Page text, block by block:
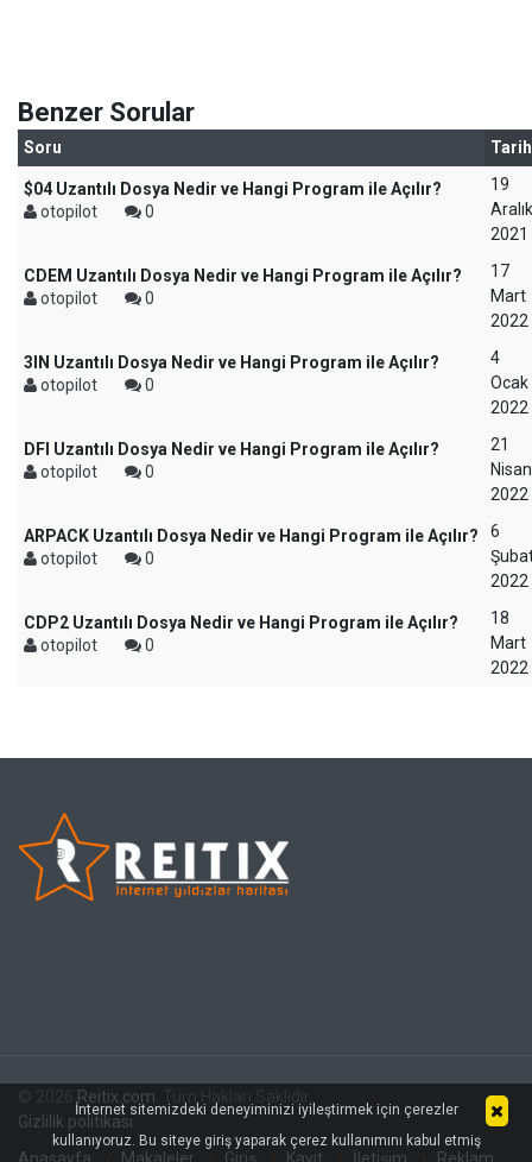
Benzer Sorular
Soru Tarih
$04 Uzantılı Dosya Nedir ve Hangi Program ile Açılır?
otopilot
0
19
Aralık
2021
CDEM Uzantılı Dosya Nedir ve Hangi Program ile Açılır?
otopilot
0
17
Mart
2022
3IN Uzantılı Dosya Nedir ve Hangi Program ile Açılır?
otopilot
0
4
Ocak
2022
DFI Uzantılı Dosya Nedir ve Hangi Program ile Açılır?
otopilot
0
21
Nisan
2022
ARPACK Uzantılı Dosya Nedir ve Hangi Program ile Açılır?
otopilot
0
6
2022
CDP2 Uzantılı Dosya Nedir ve Hangi Program ile Açılır?
otopilot
0
18
Mart
2022
Reitix.com
Gizlilik politikası
İnternet sitemizdeki deneyiminizi iyileştirmek için çerezler
kullanıyoruz. Bu siteye giriş yaparak çerez kullanımını kabul etmiş